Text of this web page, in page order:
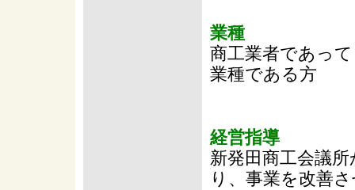
業種
商工業者であっ
業種である方
経営指導
新発田商工会議
り、事業を改善